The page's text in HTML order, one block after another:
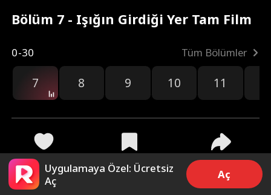
Bölüm 7 - Işığın Girdiği Yer Tam Film
0-30 Tüm Bölümler
7 8 9 10 11
3.1k 10.8k Paylaş
Uygulamaya Özel: Ücretsiz
Aç
Aç